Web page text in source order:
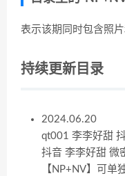
表示该期同时包含照片
持续更新目录
2024.06.20
qt001 李李好甜
抖音 李李好甜 微
【NP+NV】可单